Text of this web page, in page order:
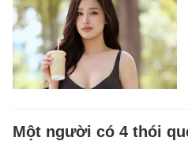
Một người có 4 thói